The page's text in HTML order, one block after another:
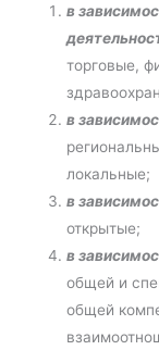
в
торговые,
в
локальные;
в
открытые;
в
общей и
общей